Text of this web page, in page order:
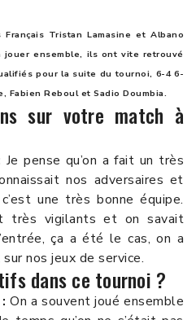
Tristan Lamasine et Albano
ensemble, ils ont vite retrouvé
pour la suite du tournoi, 6-4 6-
Fabien Reboul et Sadio Doumbia.
sur votre match à
Je pense qu’on a fait un très
nos adversaires et
une très bonne équipe.
très vigilants et on savait
ça a été le cas, on a
nos jeux de service.
dans ce tournoi ?
On a souvent joué ensemble